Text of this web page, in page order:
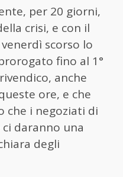
per 20 giorni,
crisi, e con il
scorso lo
fino al 1°
anche
ore, e che
che i negoziati di
daranno una
degli